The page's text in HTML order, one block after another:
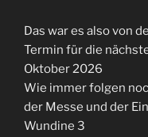
Das war es also von
Termin für die
Oktober 2026
Wie immer folgen
der Messe und der
Wundine 3